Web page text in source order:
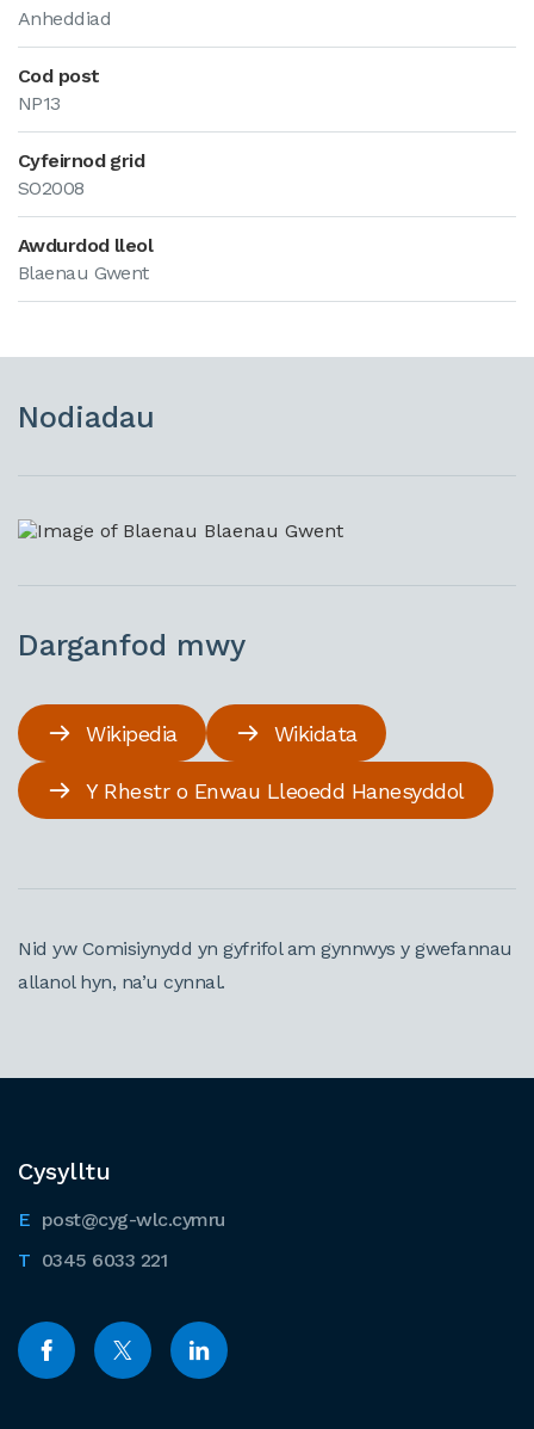
Anheddiad
Cod post
NP13
Cyfeirnod grid
SO2008
Awdurdod lleol
Blaenau Gwent
Nodiadau
Darganfod mwy
Wikipedia Wikidata
Y Rhestr o Enwau Lleoedd Hanesyddol
Nid yw Comisiynydd yn gyfrifol am gynnwys y gwefannau
allanol hyn, na’u cynnal.
Cysylltu
post@cyg-wlc.cymru
0345 6033 221